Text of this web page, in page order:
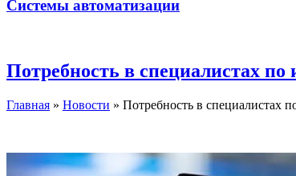
Системы автоматизации
Потребность в специалистах по
Главная » Новости » Потребность в специалистах